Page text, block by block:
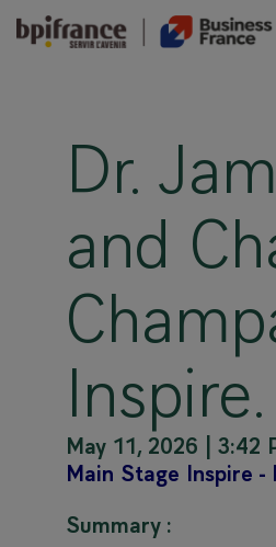
Dr.
and
Inspire.
May 11, 2026 3:42
Main Stage Inspire -
Summary :